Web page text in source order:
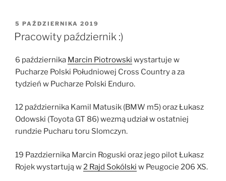
OPUBLIKOWANE
W
5 PAŹDZIERNIKA 2019
Pracowity październik :)
6 października Marcin Piotrowski wystartuje w
Pucharze Polski Południowej Cross Country a za
tydzień w Pucharze Polski Enduro.
12 października Kamil Matusik (BMW m5) oraz Łukasz
Odowski (Toyota GT 86) wezmą udział w ostatniej
rundzie Pucharu toru Slomczyn.
19 Pazdziernika Marcin Roguski oraz jego pilot Łukasz
Rojek wystartują w2 Rajd Sokólski w Peugocie 206 XS.